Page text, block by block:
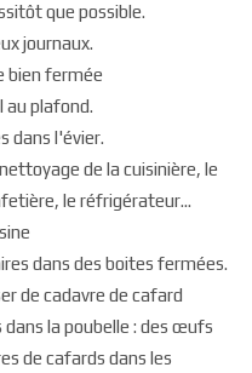
que possible.
journaux.
bien fermée
au plafond.
dans l'évier.
de la cuisinière, le
le réfrigérateur...
dans des boites fermées.
de cadavre de cafard
la poubelle : des œufs
de cafards dans les